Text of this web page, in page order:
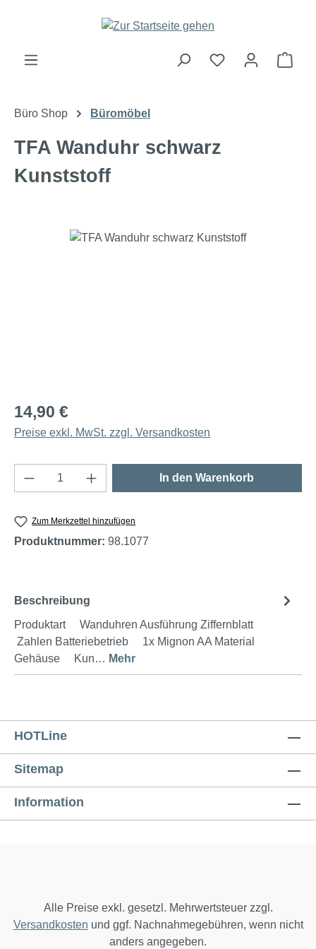
Zum Hauptinhalt springen
Büro Shop Büromöbel
TFA Wanduhr schwarz
Kunststoff
Bildergalerie überspringen
14,90 €
Preise exkl. MwSt. zzgl. Versandkosten
Produkt Anzahl: Gib den gewünschten
In den Warenkorb
Zum Merkzettel hinzufügen
Produktnummer: 98.1077
Beschreibung
Produktart Wanduhren Ausführung Ziffernblatt
Zahlen Batteriebetrieb 1x Mignon AA Material
Gehäuse Kun… Mehr
HOTLine
Sitemap
Information
Alle Preise exkl. gesetzl. Mehrwertsteuer zzgl.
Versandkosten und ggf. Nachnahmegebühren, wenn nicht
anders angegeben.